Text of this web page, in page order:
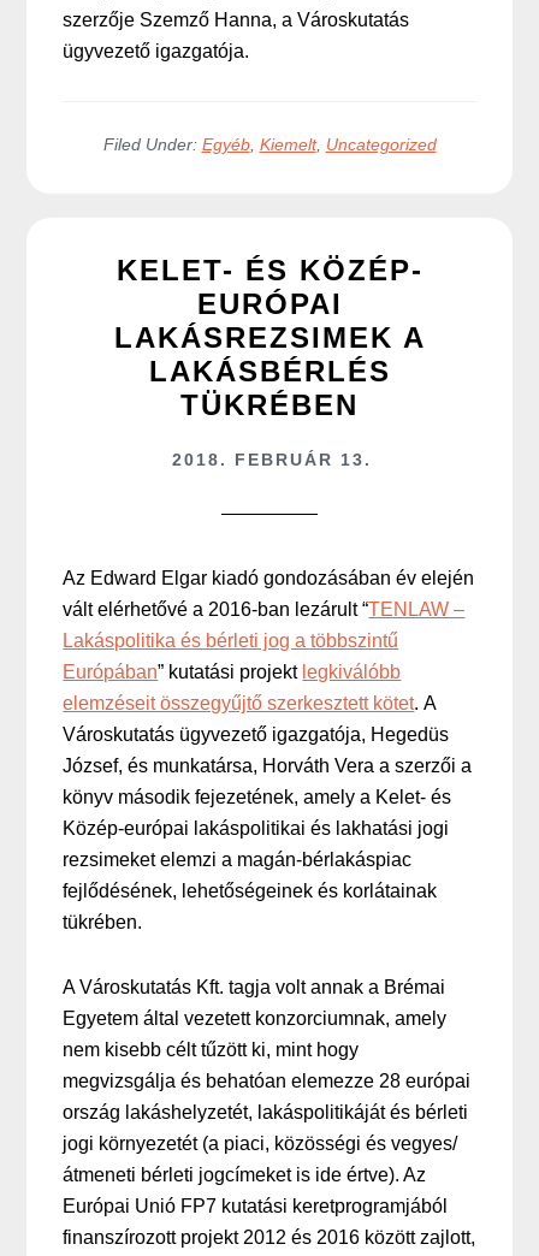
szerzője Szemző Hanna, a Városkutatás
ügyvezető igazgatója.
Filed Under: Egyéb, Kiemelt, Uncategorized
KELET- ÉS KÖZÉP-
EURÓPAI
LAKÁSREZSIMEK A
LAKÁSBÉRLÉS
TÜKRÉBEN
2018. FEBRUÁR 13.
Az Edward Elgar kiadó gondozásában év elején
vált elérhetővé a 2016-ban lezárult “TENLAW –
Lakáspolitika és bérleti jog a többszintű
Európában” kutatási projekt legkiválóbb
elemzéseit összegyűjtő szerkesztett kötet. A
Városkutatás ügyvezető igazgatója, Hegedüs
József, és munkatársa, Horváth Vera a szerzői a
könyv második fejezetének, amely a Kelet- és
Közép-európai lakáspolitikai és lakhatási jogi
rezsimeket elemzi a magán-bérlakáspiac
fejlődésének, lehetőségeinek és korlátainak
tükrében.
A Városkutatás Kft. tagja volt annak a Brémai
Egyetem által vezetett konzorciumnak, amely
nem kisebb célt tűzött ki, mint hogy
megvizsgálja és behatóan elemezze 28 európai
ország lakáshelyzetét, lakáspolitikáját és bérleti
jogi környezetét (a piaci, közösségi és vegyes/
átmeneti bérleti jogcímeket is ide értve). Az
Európai Unió FP7 kutatási keretprogramjából
finanszírozott projekt 2012 és 2016 között zajlott,